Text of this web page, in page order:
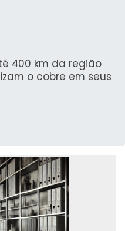
400 km da região
o cobre em seus